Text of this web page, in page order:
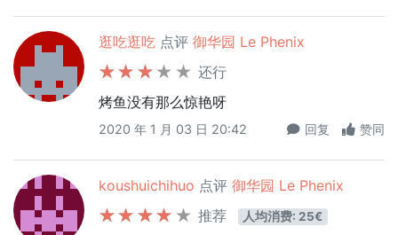
逛吃逛吃 点评 御华园 Le Phenix
还行
烤鱼没有那么惊艳呀
2020 年 1 月 03 日 20:42 回复 赞同
koushuichihuo 点评 御华园 Le Phenix
推荐
人均消费: 25€